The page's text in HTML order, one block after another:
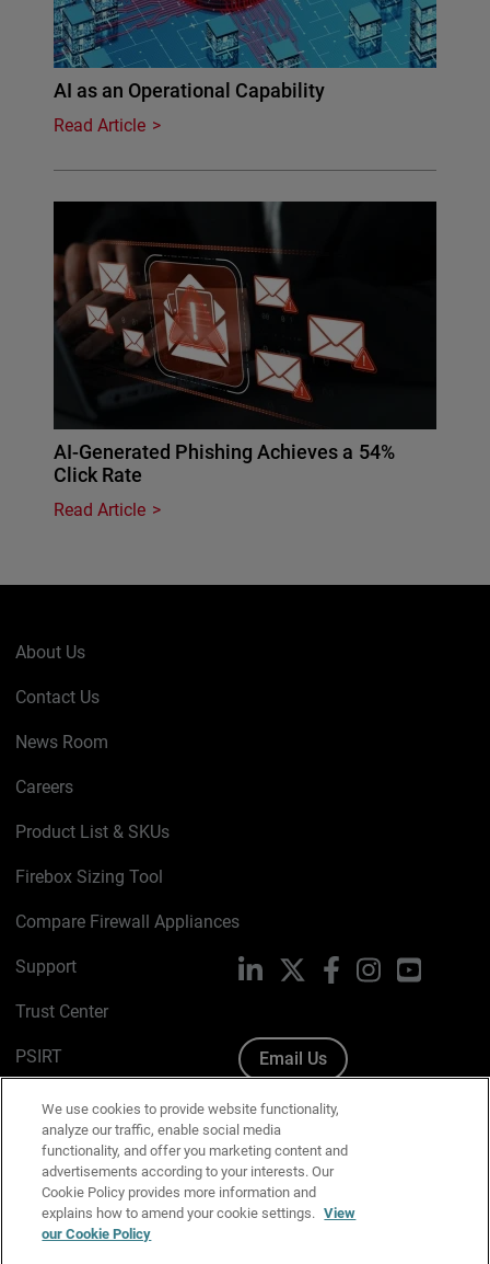
AI as an Operational Capability
Read Article
AI-Generated Phishing Achieves a 54%
Click Rate
Read Article
About Us
Contact Us
News Room
Careers
Product List & SKUs
Firebox Sizing Tool
Compare Firewall Appliances
Support
Trust Center
PSIRT
Cookie Policy
Privacy Policy
Media & Brand Kit
Manage Email Preferences
LinkedIn FacebookInstagramYouTube
Email Us
We use cookies to provide website functionality,
analyze our traffic, enable social media
functionality, and offer you marketing content and
advertisements according to your interests. Our
Cookie Policy provides more information and
explains how to amend your cookie settings. View
our Cookie Policy